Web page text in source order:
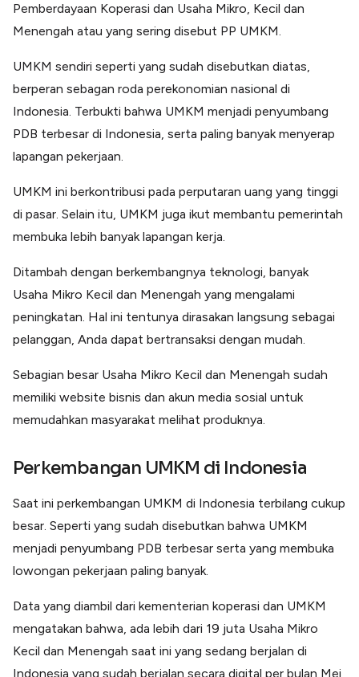
Pemberdayaan Koperasi dan Usaha Mikro, Kecil dan
Menengah atau yang sering disebut PP UMKM.
UMKM sendiri seperti yang sudah disebutkan diatas,
berperan sebagan roda perekonomian nasional di
Indonesia. Terbukti bahwa UMKM menjadi penyumbang
PDB terbesar di Indonesia, serta paling banyak menyerap
lapangan pekerjaan.
UMKM ini berkontribusi pada perputaran uang yang tinggi
di pasar. Selain itu, UMKM juga ikut membantu pemerintah
membuka lebih banyak lapangan kerja.
Ditambah dengan berkembangnya teknologi, banyak
Usaha Mikro Kecil dan Menengah yang mengalami
peningkatan. Hal ini tentunya dirasakan langsung sebagai
pelanggan, Anda dapat bertransaksi dengan mudah.
Sebagian besar Usaha Mikro Kecil dan Menengah sudah
memiliki website bisnis dan akun media sosial untuk
memudahkan masyarakat melihat produknya.
Perkembangan UMKM di Indonesia
Saat ini perkembangan UMKM di Indonesia terbilang cukup
besar. Seperti yang sudah disebutkan bahwa UMKM
menjadi penyumbang PDB terbesar serta yang membuka
lowongan pekerjaan paling banyak.
Data yang diambil dari kementerian koperasi dan UMKM
mengatakan bahwa, ada lebih dari 19 juta Usaha Mikro
Kecil dan Menengah saat ini yang sedang berjalan di
Indonesia yang sudah berjalan secara digital per bulan Mei